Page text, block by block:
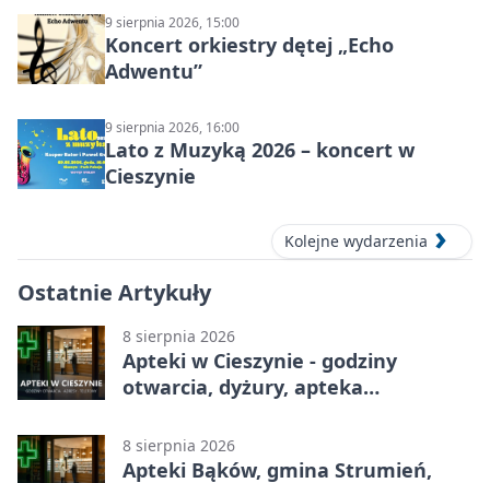
9 sierpnia 2026, 15:00
Koncert orkiestry dętej „Echo
Adwentu”
9 sierpnia 2026, 16:00
Lato z Muzyką 2026 – koncert w
Cieszynie
Kolejne wydarzenia
Ostatnie Artykuły
8 sierpnia 2026
Apteki w Cieszynie - godziny
otwarcia, dyżury, apteka
8 sierpnia 2026
Apteki Bąków, gmina Strumień,